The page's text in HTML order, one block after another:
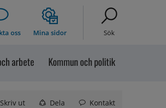
oss Mina sidor Sök
arbete Kommun och politik
Skriv ut Dela Kontakt